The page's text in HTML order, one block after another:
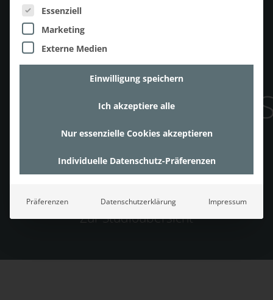
FAUSTMANN
WOHN- UND
Neugierig geworden? Besuchen Sie uns ein
einem unserer Wohn- und Küchenstudios
Zur Studioübersicht
Es folgt eine Liste der Service-Gruppen, für die
Essenziell
Marketing
Externe Medien
Einwilligung speichern
Ich akzeptiere alle
Nur essenzielle Cookies akzeptieren
Individuelle Datenschutz-Präferenzen
Präferenzen Datenschutzerklärung Impressum